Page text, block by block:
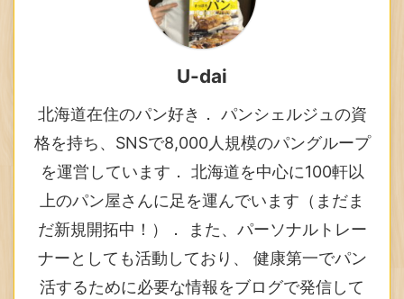
U-dai
北海道在住のパン好き． パンシェルジュの資
格を持ち、SNSで8,000人規模のパングループ
を運営しています． 北海道を中心に100軒以
上のパン屋さんに足を運んでいます（まだま
だ新規開拓中！）． また、パーソナルトレー
ナーとしても活動しており、 健康第一でパン
活するために必要な情報をブログで発信して